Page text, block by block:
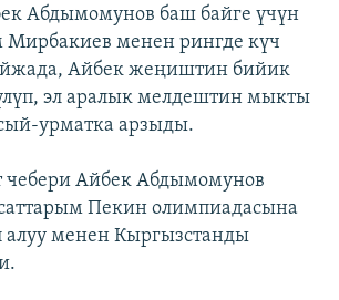
Абдымомунов баш байге үчүн
Мирбакиев менен рингде күч
Айбек жеңиштин бийик
эл аралык мелдештин мыкты
урматка арзыды.
чебери Айбек Абдымомунов
Пекин олимпиадасына
менен Кыргызстанды